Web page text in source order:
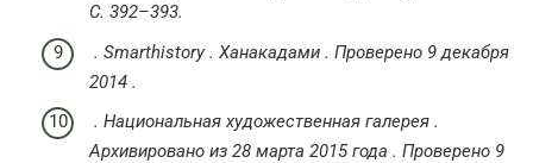
С. 392–393.
. Smarthistory. Ханакадами . Проверено 9 декабря
2014 .
. Национальная художественная галерея .
Архивировано из 28 марта 2015 года . Проверено 9